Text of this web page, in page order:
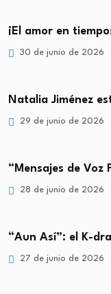
¡El amor en
30 de junio de 2026
Natalia Jiménez
29 de junio de 2026
“Mensajes de Voz
28 de junio de 2026
“Aun Así”: el K-
27 de junio de 2026